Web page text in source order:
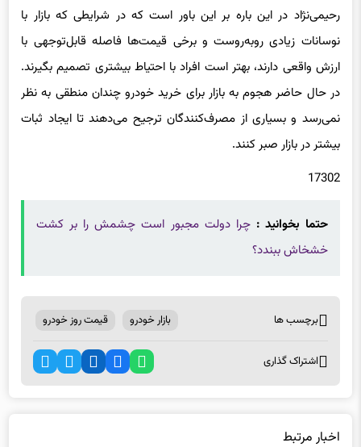
رحیمی‌نژاد در این باره بر این باور است که در شرایطی که بازار با
نوسانات زیادی روبه‌روست و برخی قیمت‌ها فاصله قابل‌توجهی با
ارزش واقعی دارند، بهتر است افراد با احتیاط بیشتری تصمیم بگیرند.
در حال حاضر هجوم به بازار برای خرید خودرو چندان منطقی به نظر
نمی‌رسد و بسیاری از مصرف‌کنندگان ترجیح می‌دهند تا ایجاد ثبات
بیشتر در بازار صبر کنند.
17302
حتما بخوانید :چرا دولت مجبور است چشمش را بر کشت
خشخاش ببندد؟
برچسب ها بازار خودرو قیمت روز خودرو
اشتراک گذاری
اخبار مرتبط